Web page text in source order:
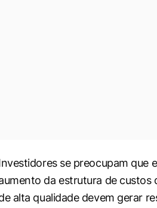
se preocupam que
da estrutura de custos
alta qualidade devem gerar